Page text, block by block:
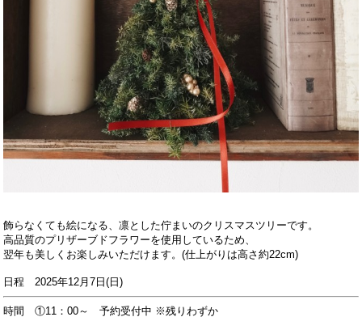
飾らなくても絵になる、凛とした佇まいのクリスマスツリーです。
高品質のプリザーブドフラワーを使用しているため、
翌年も美しくお楽しみいただけます。(仕上がりは高さ約22cm)
日程 2025年12月7日(日)
時間①11：00～ 予約受付中 ※残りわずか